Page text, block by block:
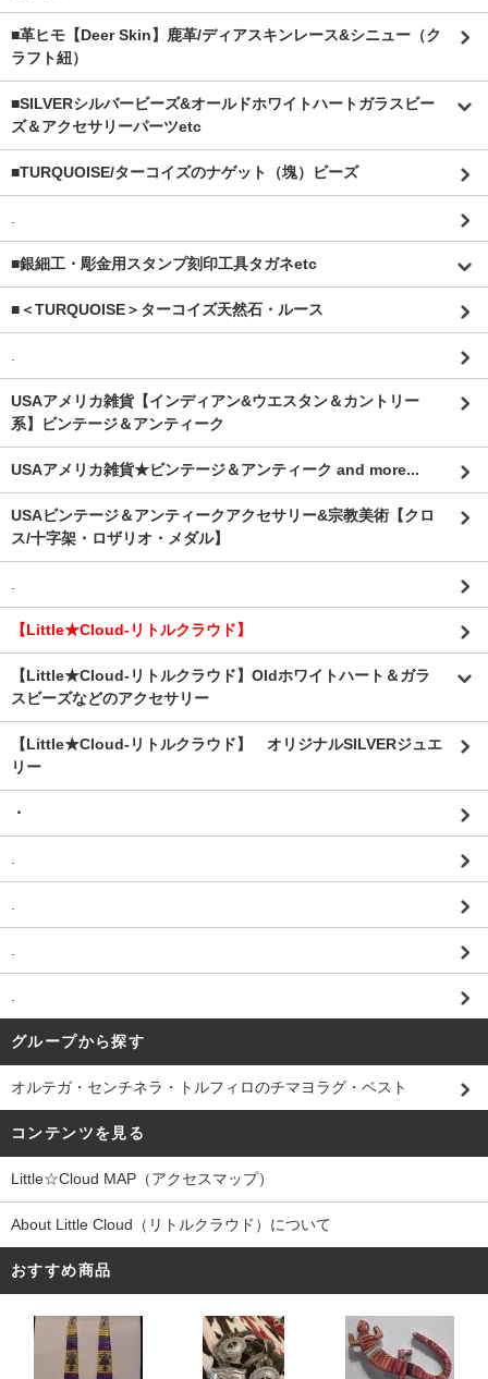
■革ヒモ【Deer Skin】鹿革/ディアスキンレース&シニュー（ク
ラフト紐）
■SILVERシルバービーズ&オールドホワイトハートガラスビー
ズ＆アクセサリーパーツetc
■TURQUOISE/ターコイズのナゲット（塊）ビーズ
.
■銀細工・彫金用スタンプ刻印工具タガネetc
■＜TURQUOISE＞ターコイズ天然石・ルース
.
USAアメリカ雑貨【インディアン&ウエスタン＆カントリー
系】ビンテージ＆アンティーク
USAアメリカ雑貨★ビンテージ＆アンティーク and more...
USAビンテージ＆アンティークアクセサリー&宗教美術【クロ
ス/十字架・ロザリオ・メダル】
.
【Little★Cloud-リトルクラウド】
【Little★Cloud-リトルクラウド】Oldホワイトハート＆ガラ
スビーズなどのアクセサリー
【Little★Cloud-リトルクラウド】 オリジナルSILVERジュエ
リー
・
.
.
.
.
グループから探す
オルテガ・センチネラ・トルフィロのチマヨラグ・ベスト
コンテンツを見る
Little☆Cloud MAP（アクセスマップ）
About Little Cloud（リトルクラウド）について
おすすめ商品